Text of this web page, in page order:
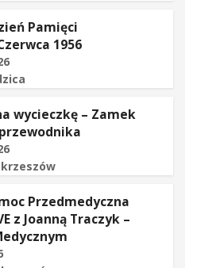
Pamięci
1956
wycieczkę – Zamek
Przedmedyczna
z Joanną Traczyk –